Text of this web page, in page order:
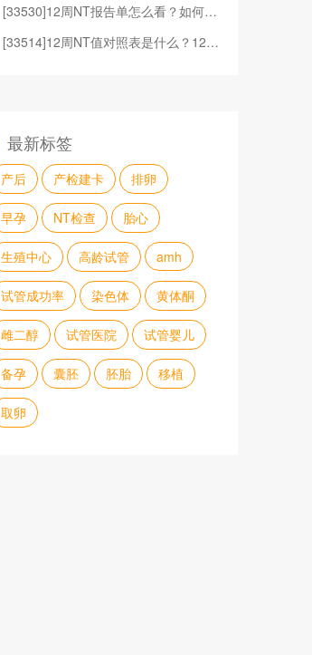
[33530]12周NT报告单怎么看？如何应对12周N
[33514]12周NT值对照表是什么？12周NT值对
最新标签
产后 产检建卡 排卵
早孕 NT检查 胎心
生殖中心 高龄试管 amh
试管成功率 染色体 黄体酮
雌二醇 试管医院 试管婴儿
备孕 囊胚 胚胎 移植
取卵